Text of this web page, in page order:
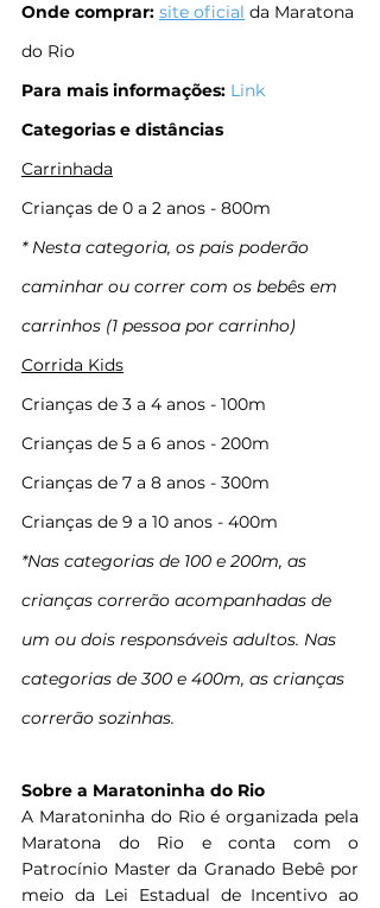
Onde comprar: site oficial da Maratona
do Rio
Para mais informações: Link
Categorias e distâncias
Carrinhada
Crianças de 0 a 2 anos - 800m
* Nesta categoria, os pais poderão
caminhar ou correr com os bebês em
carrinhos (1 pessoa por carrinho)
Corrida Kids
Crianças de 3 a 4 anos - 100m
Crianças de 5 a 6 anos - 200m
Crianças de 7 a 8 anos - 300m
Crianças de 9 a 10 anos - 400m
*Nas categorias de 100 e 200m, as
crianças correrão acompanhadas de
um ou dois responsáveis adultos. Nas
categorias de 300 e 400m, as crianças
correrão sozinhas.
Sobre a Maratoninha do Rio
A Maratoninha do Rio é organizada pela
Maratona do Rio e conta com o
Patrocínio Master da Granado Bebê por
meio da Lei Estadual de Incentivo ao